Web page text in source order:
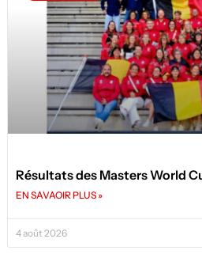
Résultats des Masters World
EN SAVAOIR PLUS »
4 août 2026